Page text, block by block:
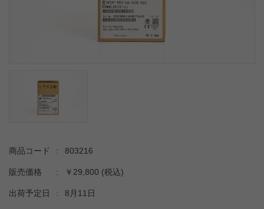
商品コード : 803216
販売価格 : ￥29,800 (税込)
出荷予定日 : 8月11日